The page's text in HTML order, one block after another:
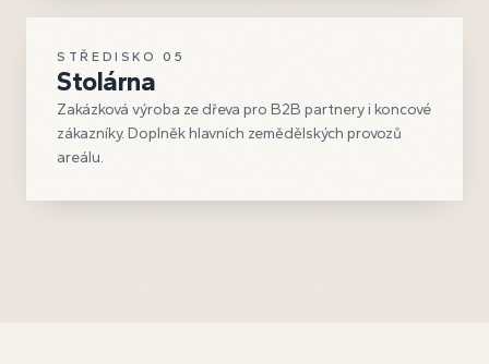
STŘEDISKO 05
Stolárna
Zakázková výroba ze dřeva pro B2B partnery i koncové
zákazníky. Doplněk hlavních zemědělských provozů
areálu.